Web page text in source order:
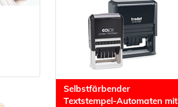
Selbstfärbender
Textstempel-Automaten mit